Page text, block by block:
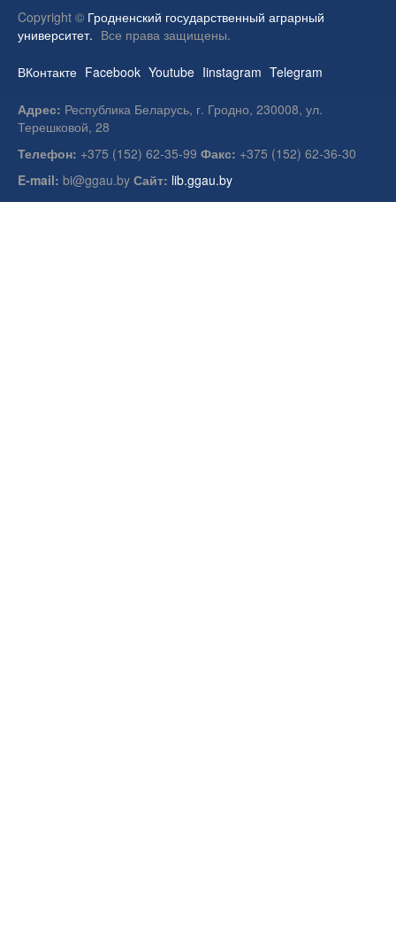
Copyright © Гродненский государственный аграрный
университет. Все права защищены.
ВКонтакте Facebook Youtube Iinstagram Telegram
Адрес: Республика Беларусь, г. Гродно, 230008, ул.
Терешковой, 28
Телефон: +375 (152) 62-35-99 Факс: +375 (152) 62-36-30
E-mail: bi@ggau.by Сайт: lib.ggau.by